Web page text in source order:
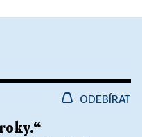
ODEBÍRAT